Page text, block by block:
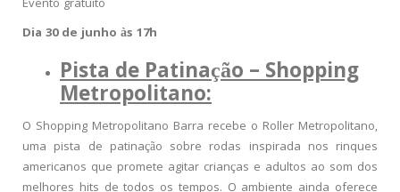
Evento gratuito
Dia 30 de junho às 17h
Pista de Patinação – Shopping
Metropolitano:
O Shopping Metropolitano Barra recebe o Roller Metropolitano,
uma pista de patinação sobre rodas inspirada nos rinques
americanos que promete agitar crianças e adultos ao som dos